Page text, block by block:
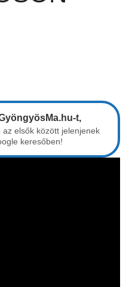
t,
elsők között jelenjenek
keresőben!